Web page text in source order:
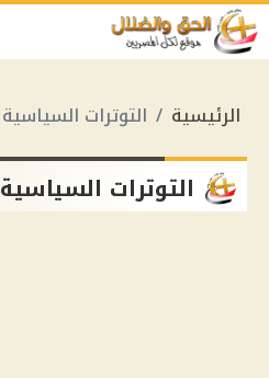
الرئيسية التوترات السياسية
التوترات السياسية